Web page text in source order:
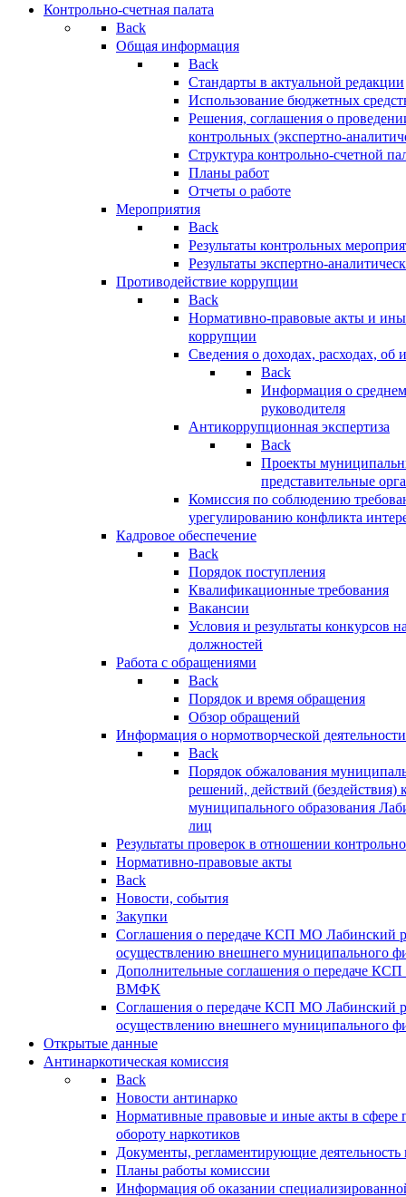
Контрольно-счетная палата
Back
Общая информация
Back
Стандарты в актуальной редакции
Использование бюджетных
Решения, соглашения о
контрольных (экспертно-
Структура контрольно-счетной
Планы работ
Отчеты о работе
Мероприятия
Back
Результаты контрольных
Результаты экспертно-
Противодействие коррупции
Back
Нормативно-правовые акты и
коррупции
Сведения о доходах, расходах, об
Back
Информация о
руководителя
Антикоррупционная экспертиза
Back
Проекты
представительные
Комиссия по соблюдению
урегулированию конфликта
Кадровое обеспечение
Back
Порядок поступления
Квалификационные требования
Вакансии
Условия и результаты конкурсов
должностей
Работа с обращениями
Back
Порядок и время обращения
Обзор обращений
Информация о нормотворческой деятельности
Back
Порядок обжалования
решений, действий (бездействия)
муниципального образования
лиц
Результаты проверок в отношении
Нормативно-правовые акты
Back
Новости, события
Закупки
Соглашения о передаче КСП МО Лабинский
осуществлению внешнего муниципального
Дополнительные соглашения о передаче
ВМФК
Соглашения о передаче КСП МО Лабинский
осуществлению внешнего муниципального
Открытые данные
Антинаркотическая комиссия
Back
Новости антинарко
Нормативные правовые и иные акты в сфере
обороту наркотиков
Документы, регламентирующие деятельность
Планы работы комиссии
Информация об оказании